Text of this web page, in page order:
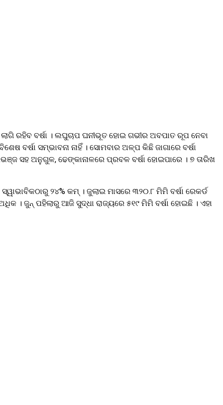
ରହିବ ବର୍ଷା । ଲଘୁଚାପ ଘନୀଭୂତ ହୋଇ ଗଭୀର ଅବପାତ ରୂପ ନେବା
ବର୍ଷା ସମ୍ଭାବନା ନାହିଁ । ସୋମବାର ଅଳ୍ପ କିଛି ଜାଗାରେ ବର୍ଷା
ସହ ଅନୁଗୁଳ, ଢେଙ୍କାନାଳରେ ପ୍ରବଳ ବର୍ଷା ହୋଇପାରେ । ୭ ତାରିଖ
୨୪% କମ୍ । ଜୁଲାଇ ମାସରେ ୩୨୦.୮ ମିମି ବର୍ଷା ରେକର୍ଡ
। ଜୁନ୍ ପହିଲାରୁ ଆଜି ସୁଦ୍ଧା ରାଜ୍ୟରେ ୫୧୯ ମିମି ବର୍ଷା ହୋଇଛି । ଏହା